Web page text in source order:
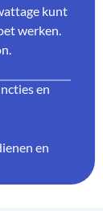
kunt
werken.
en
en